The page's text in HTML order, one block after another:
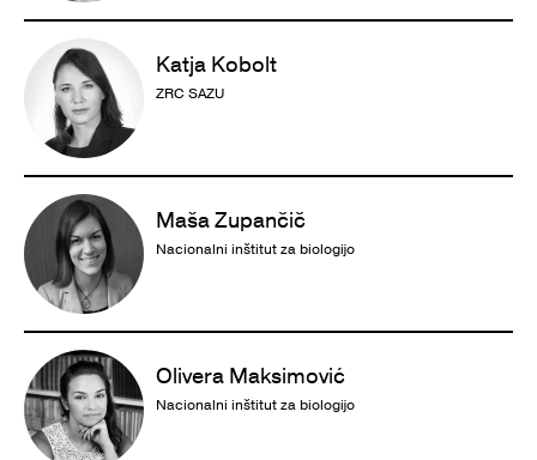
Katja Kobolt
ZRC SAZU
Maša Zupančič
Nacionalni inštitut za biologijo
Olivera Maksimović
Nacionalni inštitut za biologijo